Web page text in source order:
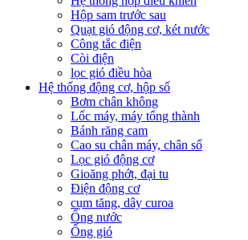
Hộp sam trước sau
Quạt gió động cơ, két nước
Công tắc điện
Còi điện
lọc gió điều hòa
Hệ thống động cơ, hộp số
Bơm chân không
Lốc máy, máy tổng thành
Bánh răng cam
Cao su chân máy, chân số
Lọc gió động cơ
Gioăng phớt, đại tu
Điện động cơ
cụm tăng, dây curoa
Ống nước
Ống gió